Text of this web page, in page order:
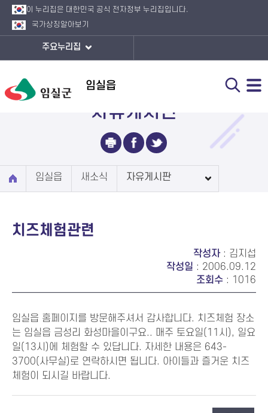
이 누리집은 대한민국 공식 전자정부 누리집입니다.
국가상징 알아보기
주요누리집
임실읍
자유게시판
임실읍 새소식 자유게시판
치즈체험관련
작성자: 김지섭
작성일 : 2006.09.12
조회수 : 1016
임실읍 홈페이지를 방문해주셔서 감사합니다. 치즈체험 장소
는 임실읍 금성리 화성마을이구요.. 매주 토요일(11시), 일요
일(13시)에 체험할 수 있답니다. 자세한 내용은 643-
3700(사무실)로 연락하시면 됩니다. 아이들과 즐거운 치즈
체험이 되시길 바랍니다.